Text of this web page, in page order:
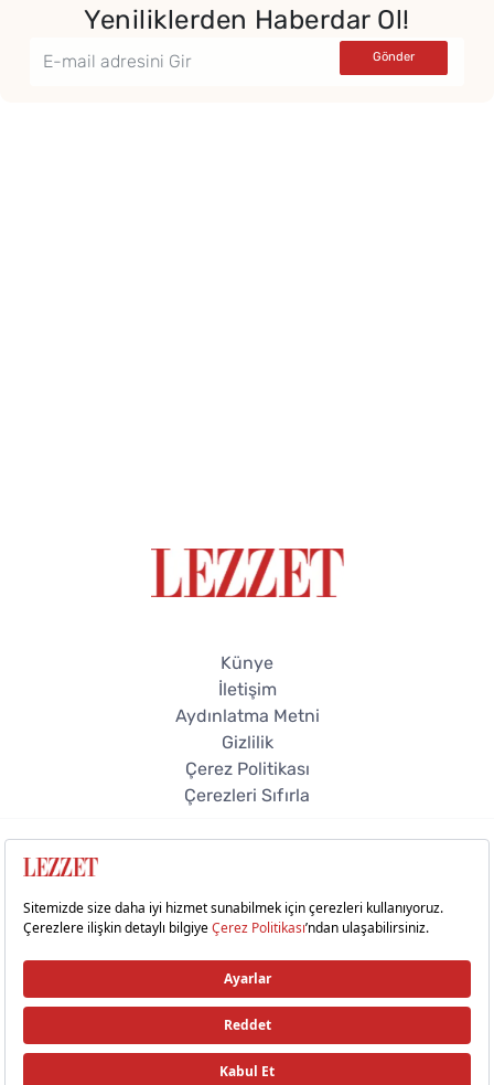
Yeniliklerden Haberdar Ol!
Künye
İletişim
Aydınlatma Metni
Gizlilik
Çerez Politikası
Çerezleri Sıfırla
© 2026 Lezzet Online. Tüm hakları saklıdır.